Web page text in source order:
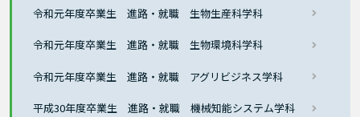
令和元年度卒業生 進路・就職 生物生産科学科
令和元年度卒業生 進路・就職 生物環境科学科
令和元年度卒業生 進路・就職 アグリビジネス学科
平成30年度卒業生 進路・就職 機械知能システム学科